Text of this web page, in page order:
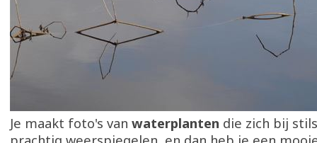
Je maakt foto's van waterplanten die zich bij